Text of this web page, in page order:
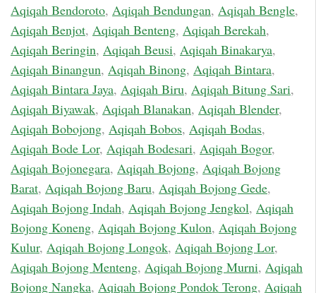
Aqiqah Bendoroto, Aqiqah Bendungan, Aqiqah Bengle,
Aqiqah Benjot, Aqiqah Benteng, Aqiqah Berekah,
Aqiqah Beringin, Aqiqah Beusi, Aqiqah Binakarya,
Aqiqah Binangun, Aqiqah Binong, Aqiqah Bintara,
Aqiqah Bintara Jaya, Aqiqah Biru, Aqiqah Bitung Sari,
Aqiqah Biyawak, Aqiqah Blanakan, Aqiqah Blender,
Aqiqah Bobojong, Aqiqah Bobos, Aqiqah Bodas,
Aqiqah Bode Lor, Aqiqah Bodesari, Aqiqah Bogor,
Aqiqah Bojonegara, Aqiqah Bojong, Aqiqah Bojong
Barat, Aqiqah Bojong Baru, Aqiqah Bojong Gede,
Aqiqah Bojong Indah, Aqiqah Bojong Jengkol, Aqiqah
Bojong Koneng, Aqiqah Bojong Kulon, Aqiqah Bojong
Kulur, Aqiqah Bojong Longok, Aqiqah Bojong Lor,
Aqiqah Bojong Menteng, Aqiqah Bojong Murni, Aqiqah
Bojong Nangka, Aqiqah Bojong Pondok Terong, Aqiqah